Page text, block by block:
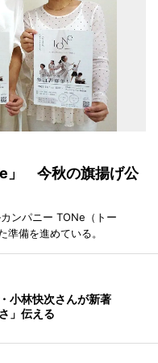
」 今秋の旗揚げ公
ンパニー TONe（トー
備を進めている。
小林快次さんが新著
」伝える